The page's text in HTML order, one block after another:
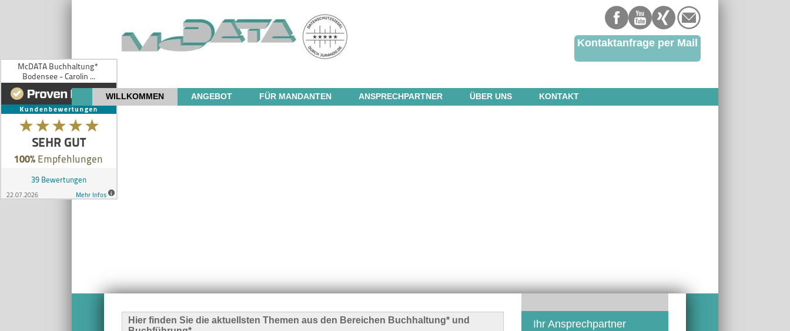
Kontaktanfrage per Mail
WILLKOMMEN ANGEBOT FÜR MANDANTEN ANSPRECHPARTNER ÜBER UNS KONTAKT
Hier finden Sie die aktuellsten Themen aus den Bereichen Buchhaltung* und
Ihr Ansprechpartner